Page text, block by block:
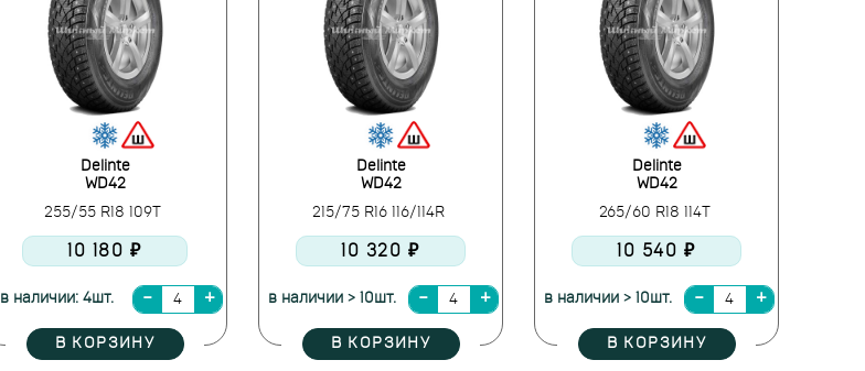
Delinte
WD42
255/55 R18 109T
10 180 ₽
в наличии: 4шт.
В КОРЗИНУ
Delinte
WD42
215/75 R16 116/114R
10 320 ₽
в наличии > 10шт.
В КОРЗИНУ
Delinte
WD42
265/60 R18 114T
10 540 ₽
в наличии > 10шт.
В КОРЗИНУ